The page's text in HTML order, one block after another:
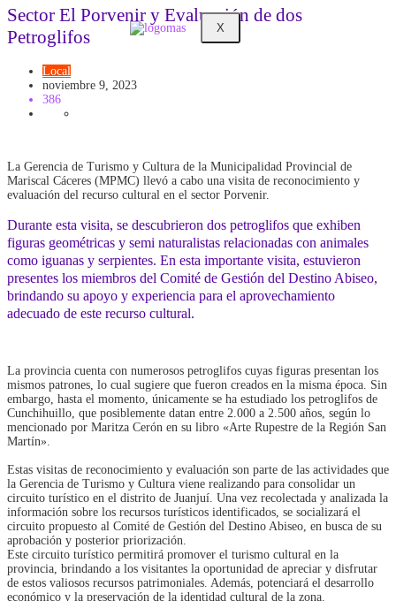
X
Sector El Porvenir y Evaluación de dos
Petroglifos
Local
noviembre 9, 2023
386
La Gerencia de Turismo y Cultura de la Municipalidad Provincial de
Mariscal Cáceres (MPMC) llevó a cabo una visita de reconocimiento y
evaluación del recurso cultural en el sector Porvenir.
Durante esta visita, se descubrieron dos petroglifos que exhiben
figuras geométricas y semi naturalistas relacionadas con animales
como iguanas y serpientes. En esta importante visita, estuvieron
presentes los miembros del Comité de Gestión del Destino Abiseo,
brindando su apoyo y experiencia para el aprovechamiento
adecuado de este recurso cultural.
La provincia cuenta con numerosos petroglifos cuyas figuras presentan los
mismos patrones, lo cual sugiere que fueron creados en la misma época. Sin
embargo, hasta el momento, únicamente se ha estudiado los petroglifos de
Cunchihuillo, que posiblemente datan entre 2.000 a 2.500 años, según lo
mencionado por Maritza Cerón en su libro «Arte Rupestre de la Región San
Martín».
Estas visitas de reconocimiento y evaluación son parte de las actividades que
la Gerencia de Turismo y Cultura viene realizando para consolidar un
circuito turístico en el distrito de Juanjuí. Una vez recolectada y analizada la
información sobre los recursos turísticos identificados, se socializará el
circuito propuesto al Comité de Gestión del Destino Abiseo, en busca de su
aprobación y posterior priorización.
Este circuito turístico permitirá promover el turismo cultural en la
provincia, brindando a los visitantes la oportunidad de apreciar y disfrutar
de estos valiosos recursos patrimoniales. Además, potenciará el desarrollo
económico y la preservación de la identidad cultural de la zona.